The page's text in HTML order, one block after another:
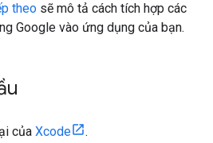
theo sẽ mô tả cách tích hợp các
Google vào ứng dụng của bạn.
của Xcode .